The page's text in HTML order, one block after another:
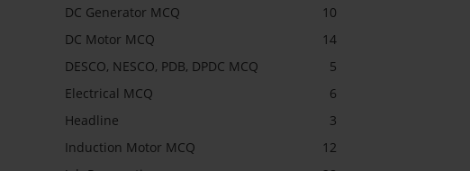
DC Generator MCQ
10
DC Motor MCQ
14
DESCO, NESCO, PDB, DPDC MCQ
5
Electrical MCQ
6
Headline
3
Induction Motor MCQ
12